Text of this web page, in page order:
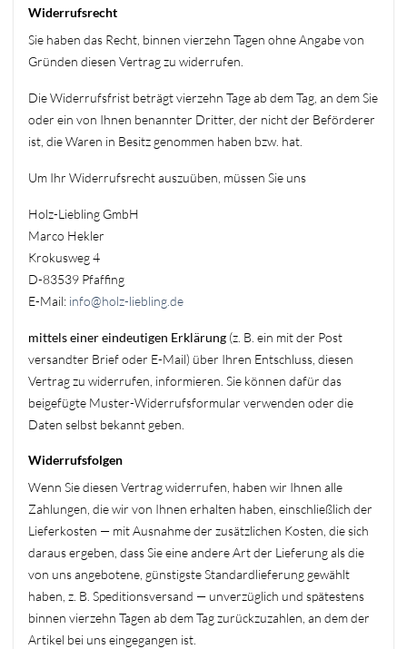
Widerrufsrecht
Sie haben das Recht, binnen vierzehn Tagen ohne Angabe von
Gründen diesen Vertrag zu widerrufen.
Die Widerrufsfrist beträgt vierzehn Tage ab dem Tag, an dem Sie
oder ein von Ihnen benannter Dritter, der nicht der Beförderer
ist, die Waren in Besitz genommen haben bzw. hat.
Um Ihr Widerrufsrecht auszuüben, müssen Sie uns
Holz-Liebling GmbH
Marco Hekler
Krokusweg 4
D-83539 Pfaffing
E-Mail: info@holz-liebling.de
mittels einer eindeutigen Erklärung (z. B. ein mit der Post
versandter Brief oder E-Mail) über Ihren Entschluss, diesen
Vertrag zu widerrufen, informieren. Sie können dafür das
beigefügte Muster-Widerrufsformular verwenden oder die
Daten selbst bekannt geben.
Widerrufsfolgen
Wenn Sie diesen Vertrag widerrufen, haben wir Ihnen alle
Zahlungen, die wir von Ihnen erhalten haben, einschließlich der
Lieferkosten — mit Ausnahme der zusätzlichen Kosten, die sich
daraus ergeben, dass Sie eine andere Art der Lieferung als die
von uns angebotene, günstigste Standardlieferung gewählt
haben, z. B. Speditionsversand — unverzüglich und spätestens
binnen vierzehn Tagen ab dem Tag zurückzuzahlen, an dem der
Artikel bei uns eingegangen ist.